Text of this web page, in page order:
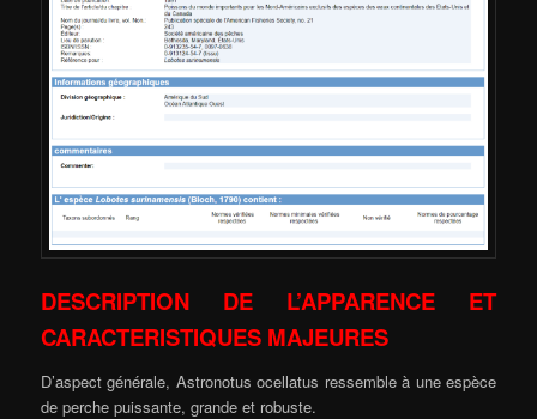
DESCRIPTION DE L’APPARENCE ET
CARACTERISTIQUES MAJEURES
D’aspect générale, Astronotus ocellatus ressemble à une espèce
de perche puissante, grande et robuste.